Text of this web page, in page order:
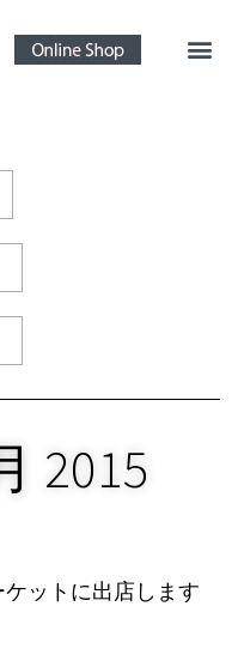
2015
ットに出店します